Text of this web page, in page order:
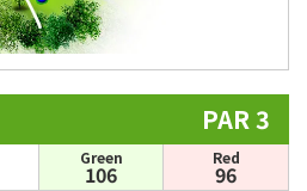
PAR 3
Green
106
Red
96